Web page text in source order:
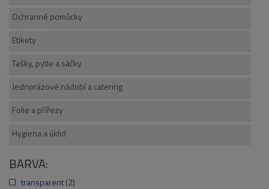
Ochranné pomůcky
Etikety
Tašky, pytle a sáčky
Jednorázové nádobí a catering
Folie a přířezy
Hygiena a úklid
BARVA:
transparent (2)